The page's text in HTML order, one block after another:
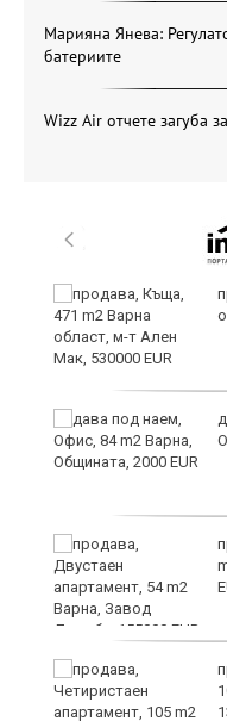
Марияна Янева:
батериите
Wizz Air отчете загуба